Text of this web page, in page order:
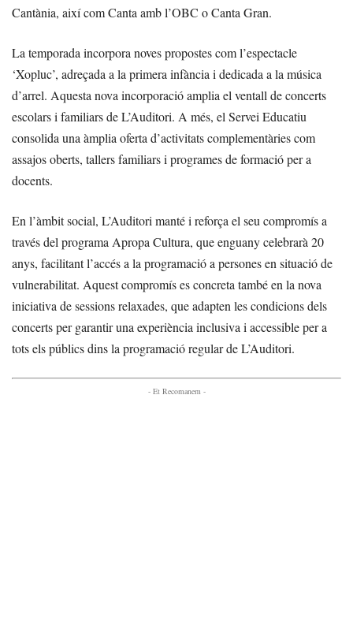
Cantània, així com Canta amb l’OBC o Canta Gran.
La temporada incorpora noves propostes com l’espectacle
‘Xopluc’, adreçada a la primera infància i dedicada a la música
d’arrel. Aquesta nova incorporació amplia el ventall de concerts
escolars i familiars de L’Auditori. A més, el Servei Educatiu
consolida una àmplia oferta d’activitats complementàries com
assajos oberts, tallers familiars i programes de formació per a
docents.
En l’àmbit social, L’Auditori manté i reforça el seu compromís a
través del programa Apropa Cultura, que enguany celebrarà 20
anys, facilitant l’accés a la programació a persones en situació de
vulnerabilitat. Aquest compromís es concreta també en la nova
iniciativa de sessions relaxades, que adapten les condicions dels
concerts per garantir una experiència inclusiva i accessible per a
tots els públics dins la programació regular de L’Auditori.
- Et Recomanem -